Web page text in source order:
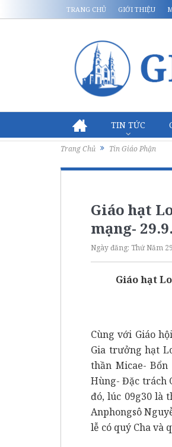
TRANG CHỦ GIỚI THIỆU
TIN TỨC
Trang Chủ Tin Giáo Phận
Giáo hạt
mạng-
Ngày đăng: Thứ Năm
Giáo hạt
Cùng với Giáo
Gia trưởng hạt
thần Micae-
Hùng- Đặc trách
đó, lúc 09g30 là
Anphongsô
lễ có quý Cha và